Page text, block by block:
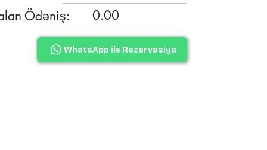
Ödəniş:
0.00
WhatsApp ilə Rezervasiya